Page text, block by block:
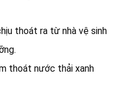
thoát ra từ nhà vệ sinh
thoát nước thải xanh